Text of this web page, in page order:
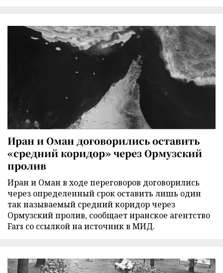
Иран и Оман договорились оставить
«средний коридор» через Ормузский
пролив
Иран и Оман в ходе переговоров договорились
через определенный срок оставить лишь один
так называемый средний коридор через
Ормузский пролив, сообщает иранское агентство
Fars со ссылкой на источник в МИД.